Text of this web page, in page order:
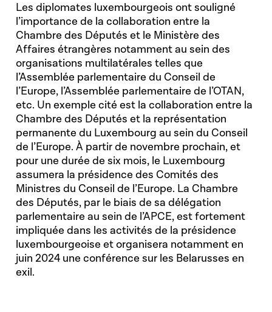
Les diplomates luxembourgeois ont souligné
l’importance de la collaboration entre la
Chambre des Députés et le Ministère des
Affaires étrangères notamment au sein des
organisations multilatérales telles que
l’Assemblée parlementaire du Conseil de
l’Europe, l’Assemblée parlementaire de l’OTAN,
etc. Un exemple cité est la collaboration entre la
Chambre des Députés et la représentation
permanente du Luxembourg au sein du Conseil
de l’Europe. À partir de novembre prochain, et
pour une durée de six mois, le Luxembourg
assumera la présidence des Comités des
Ministres du Conseil de l’Europe. La Chambre
des Députés, par le biais de sa délégation
parlementaire au sein de l’APCE, est fortement
impliquée dans les activités de la présidence
luxembourgeoise et organisera notamment en
juin 2024 une conférence sur les Belarusses en
exil.